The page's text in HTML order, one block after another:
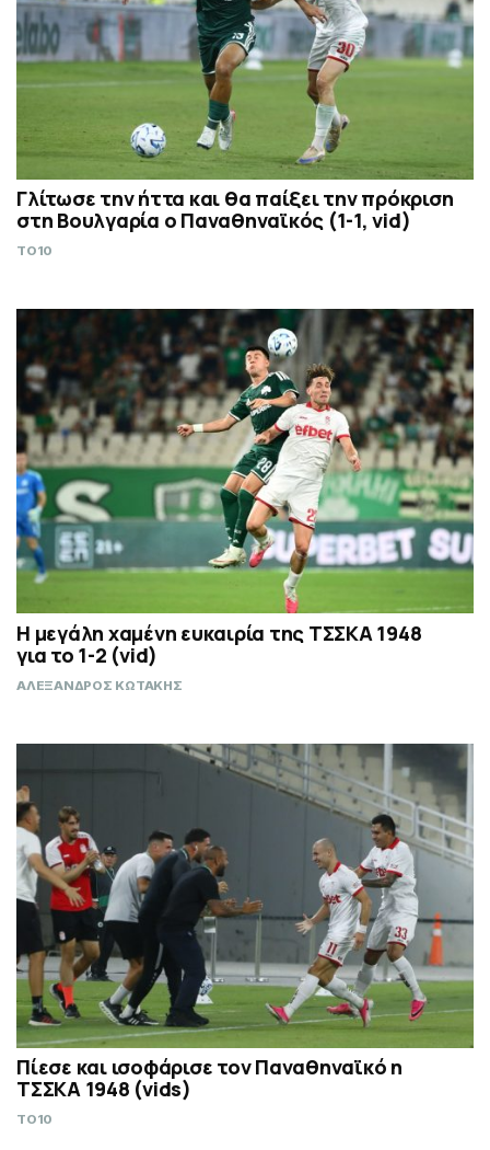
Γλίτωσε την ήττα και θα παίξει την πρόκριση
στη Βουλγαρία ο Παναθηναϊκός (1-1, vid)
TO10
Η μεγάλη χαμένη ευκαιρία της ΤΣΣΚΑ 1948
για το 1-2 (vid)
ΑΛΕΞΑΝΔΡΟΣ ΚΩΤΑΚΗΣ
Πίεσε και ισοφάρισε τον Παναθηναϊκό η
ΤΣΣΚΑ 1948 (vids)
TO10